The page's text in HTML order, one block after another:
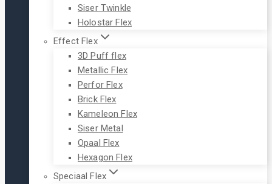
Siser Twinkle
Holostar Flex
Effect Flex
3D Puff flex
Metallic Flex
Perfor Flex
Brick Flex
Kameleon Flex
Siser Metal
Opaal Flex
Hexagon Flex
Speciaal Flex